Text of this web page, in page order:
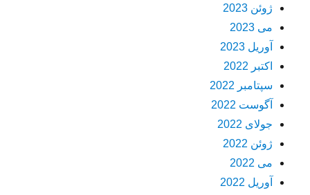
ژوئن 2023
می 2023
آوریل 2023
اکتبر 2022
سپتامبر 2022
آگوست 2022
جولای 2022
ژوئن 2022
می 2022
آوریل 2022